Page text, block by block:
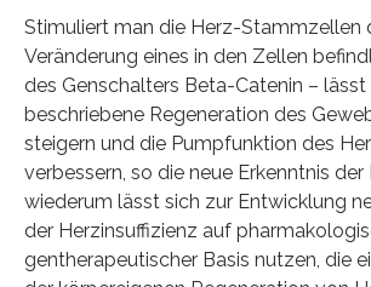
Stimuliert man die Herz-Stammzellen
Veränderung eines in den Zellen
des Genschalters Beta-Catenin – lässt
beschriebene Regeneration des
steigern und die Pumpfunktion des
verbessern, so die neue Erkenntnis der
wiederum lässt sich zur Entwicklung
der Herzinsuffizienz auf
gentherapeutischer Basis nutzen, die